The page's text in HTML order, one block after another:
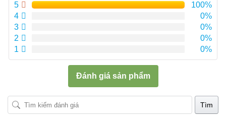
5
100%
4
0%
3
0%
2
0%
1
0%
Đánh giá sản phẩm
Tìm